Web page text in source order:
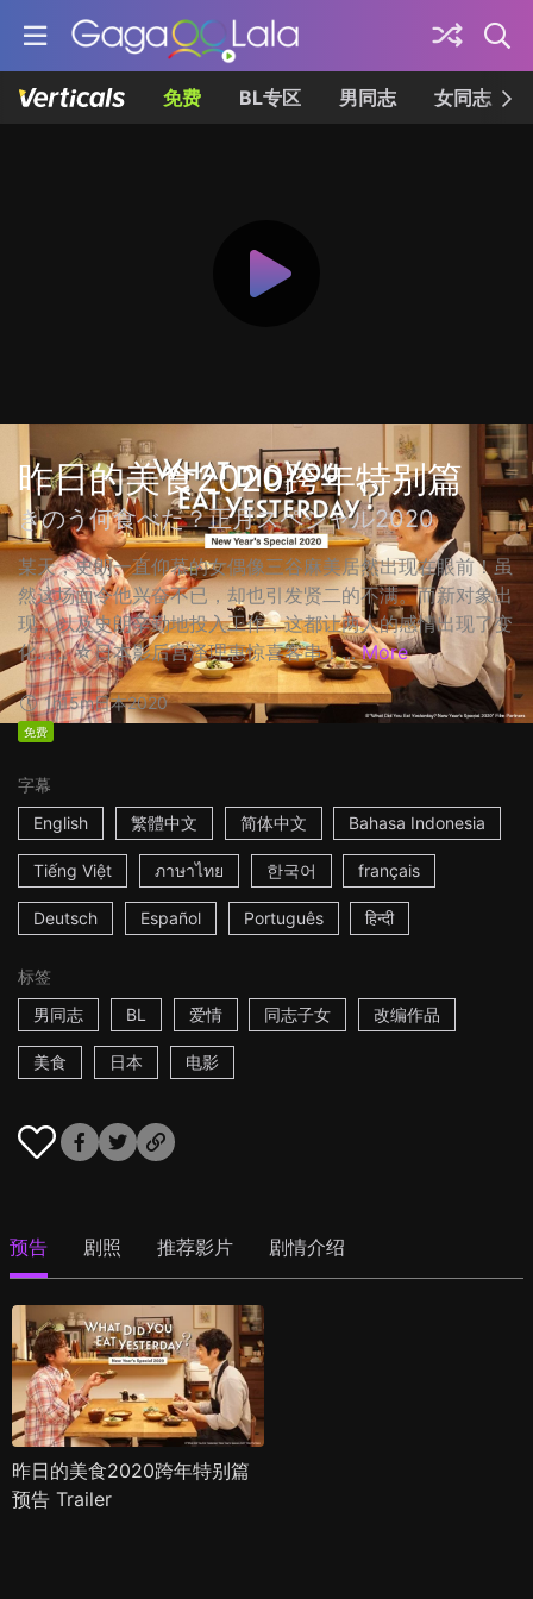
免费 BL专区 男同志 女同志
昨日的美食2020跨年特别篇
きのう何食べた？正月スペシャル2020
某天，史朗一直仰慕的女偶像三谷麻美居然出现在眼前！虽
然这场面令他兴奋不已，却也引发贤二的不满。而新对象出
现，以及史朗辛勤地投入工作，这都让两人的感情出现了变
化…… ☆日本影后宫泽理惠惊喜客串！... More
1h15m日本2020
免费
字幕
English
繁體中文 简体中文 Bahasa Indonesia
Tiếng Việt ภาษาไทย 한국어 français
Deutsch Español Português हिन्दी
标签
男同志
BL 爱情 同志子女 改编作品
美食 日本 电影
预告 剧照 推荐影片 剧情介绍
昨日的美食2020跨年特别篇
预告 Trailer